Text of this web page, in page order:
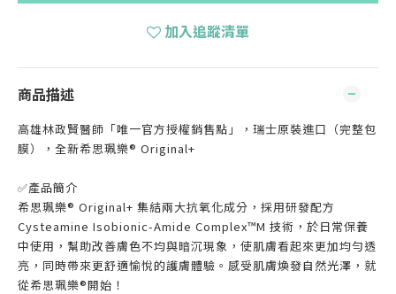
加入追蹤清單
商品描述
高雄林政賢醫師「唯一官方授權銷售點」，瑞士原裝進口（完整包
膜），全新希思珮樂® Original+
✅產品簡介
希思珮樂® Original+ 集結兩大抗氧化成分，採用研發配方
Cysteamine Isobionic-Amide Complex™M 技術，於日常保養
中使用，幫助改善膚色不均與暗沉現象，使肌膚看起來更加均勻透
亮，同時帶來更舒適愉悅的護膚體驗。感受肌膚煥發自然光澤，就
從希思珮樂®開始！